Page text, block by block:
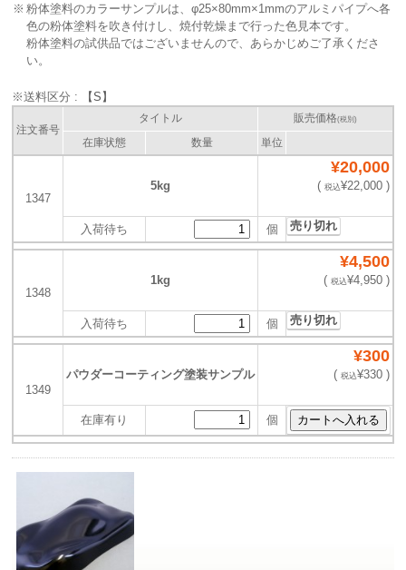
※ 粉体塗料のカラーサンプルは、φ25×80mm×1mmのアルミパイプへ各
色の粉体塗料を吹き付けし、焼付乾燥まで行った色見本です。
粉体塗料の試供品ではございませんので、あらかじめご了承くださ
い。
※送料区分 : 【S】
注文番号
タイトル 販売価格(税別)
在庫状態 数量 単位
1347
5kg
¥20,000
( 税込¥22,000 )
入荷待ち 個 売り切れ
1348
1kg
¥4,500
( 税込¥4,950 )
入荷待ち 個 売り切れ
1349
パウダーコーティング塗装サンプル
¥300
( 税込¥330 )
在庫有り 個